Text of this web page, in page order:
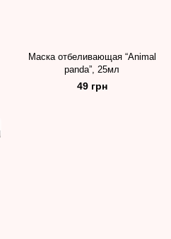
Маска отбеливающая “Animal
panda”, 25мл
49 грн